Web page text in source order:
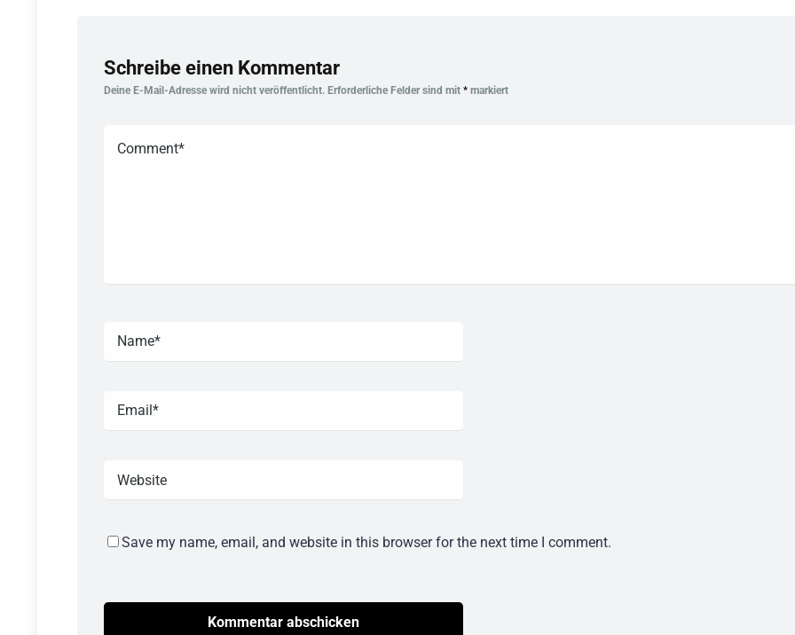
Schreibe einen Kommentar
Deine E-Mail-Adresse wird nicht veröffentlicht. Erforderliche Felder sind mit * markiert
Save my name, email, and website in this browser for the next time I comment.